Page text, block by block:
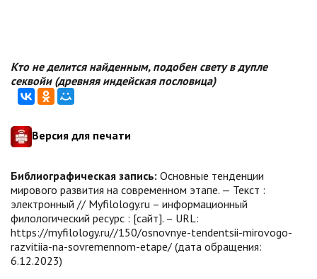
Кто не делится найденным, подобен свету в дупле
секвойи (древняя индейская пословица)
Версия для печати
Библиографическая запись: Основные тенденции
мирового развития на современном этапе. — Текст :
электронный // Myfilology.ru – информационный
филологический ресурс : [сайт]. – URL:
https://myfilology.ru//150/osnovnye-tendentsii-mirovogo-
razvitiia-na-sovremennom-etape/ (дата обращения:
6.12.2023)